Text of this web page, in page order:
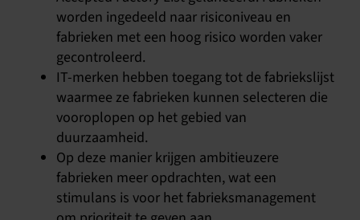
worden ingedeeld naar risiconiveau en
fabrieken met een hoog risico worden vaker
gecontroleerd.
IT-merken hebben toegang tot de fabriekslijst
waarmee ze fabrieken kunnen selecteren die
vooroplopen op het gebied van
duurzaamheid.
Op deze manier krijgen ambitieuzere
fabrieken meer opdrachten, wat een
stimulans is voor het fabrieksmanagement